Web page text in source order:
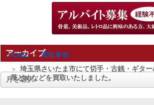
HOME
買取事例
埼玉県さいたま市にて切手・古銭・ギタ
帯どめなどを買取いたしました。
アーカイブ